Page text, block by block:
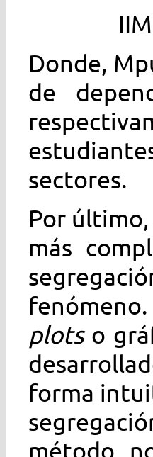
IIM
Donde, M
de
sectores.
Por
más
plotso
forma
método